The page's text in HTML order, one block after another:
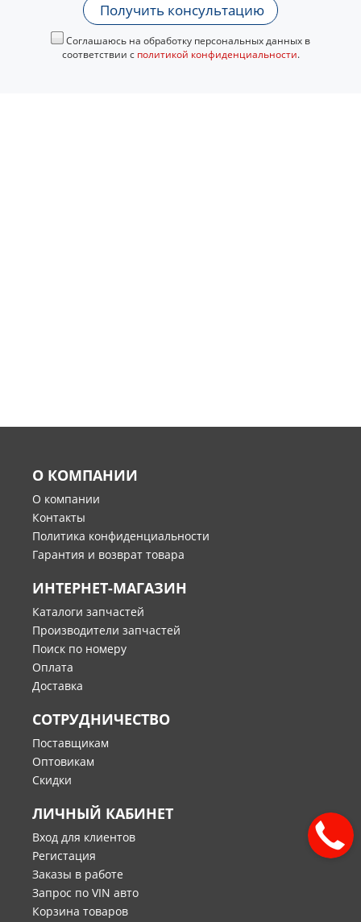
Получить консультацию
Соглашаюсь на обработку персональных данных в
соответствии с политикой конфиденциальности.
О КОМПАНИИ
О компании
Контакты
Политика конфиденциальности
Гарантия и возврат товара
ИНТЕРНЕТ-МАГАЗИН
Каталоги запчастей
Производители запчастей
Поиск по номеру
Оплата
Доставка
СОТРУДНИЧЕСТВО
Поставщикам
Оптовикам
Скидки
ЛИЧНЫЙ КАБИНЕТ
Вход для клиентов
Регистация
Заказы в работе
Запрос по VIN авто
Корзина товаров